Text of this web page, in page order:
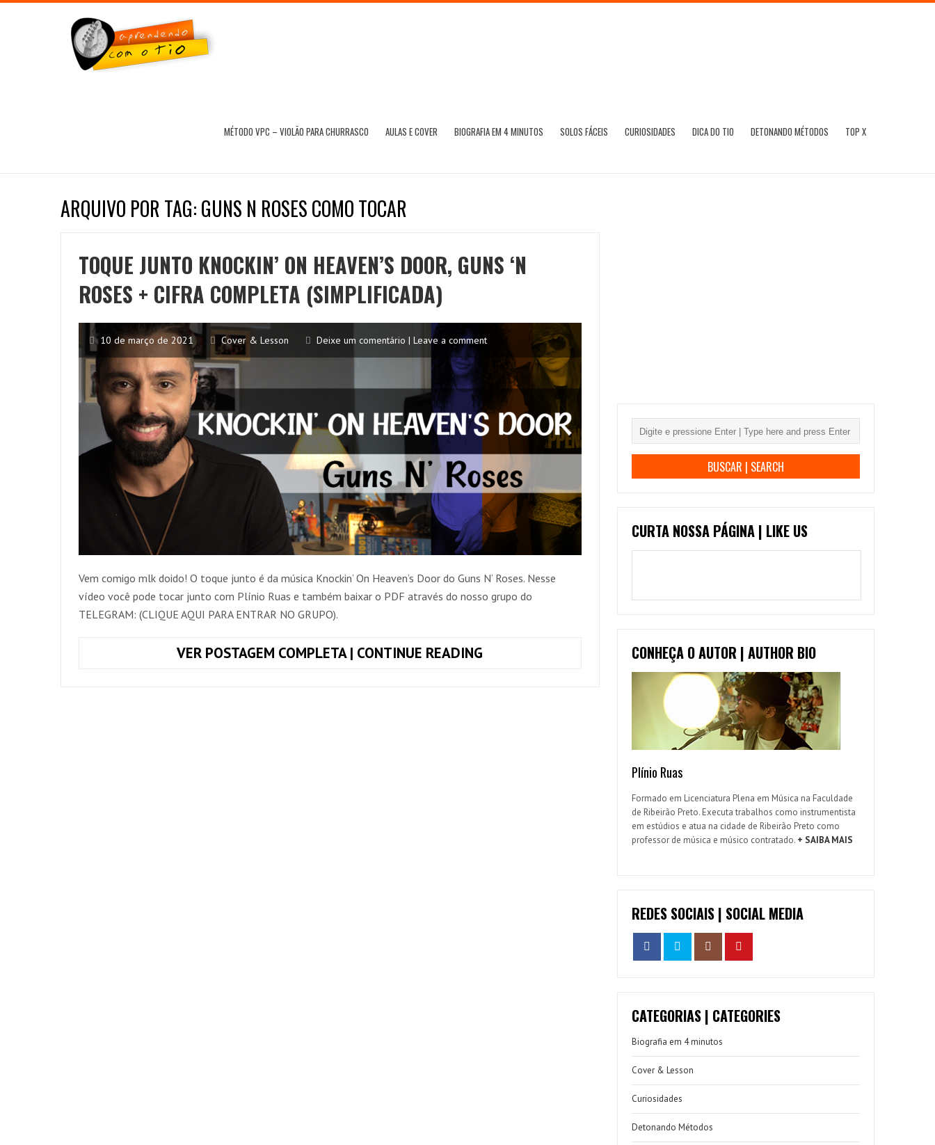
MÉTODO VPC – VIOLÃO PARA CHURRASCO AULAS E COVER BIOGRAFIA EM 4 MINUTOS SOLOS FÁCEIS CURIOSIDADES DICA DO TIO DETONANDO MÉTODOS TOP X
ARQUIVO POR TAG: GUNS N ROSES COMO TOCAR
TOQUE JUNTO KNOCKIN’ ON HEAVEN’S DOOR, GUNS ‘N
ROSES + CIFRA COMPLETA (SIMPLIFICADA)
10 de março de 2021 Cover & Lesson Deixe um comentário | Leave a comment
Vem comigo mlk doido! O toque junto é da música Knockin’ On Heaven’s Door do Guns N’ Roses. Nesse
vídeo você pode tocar junto com Plínio Ruas e também baixar o PDF através do nosso grupo do
TELEGRAM: (CLIQUE AQUI PARA ENTRAR NO GRUPO).
VER POSTAGEM COMPLETA | CONTINUE READING
CURTA NOSSA PÁGINA | LIKE US
CONHEÇA O AUTOR | AUTHOR BIO
Plínio Ruas
Formado em Licenciatura Plena em Música na Faculdade
de Ribeirão Preto. Executa trabalhos como instrumentista
em estúdios e atua na cidade de Ribeirão Preto como
professor de música e músico contratado. + SAIBA MAIS
REDES SOCIAIS | SOCIAL MEDIA
CATEGORIAS | CATEGORIES
Biografia em 4 minutos
Cover & Lesson
Curiosidades
Detonando Métodos